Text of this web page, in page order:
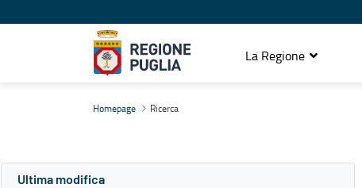
La Regione
Homepage Ricerca
Ultima modifica